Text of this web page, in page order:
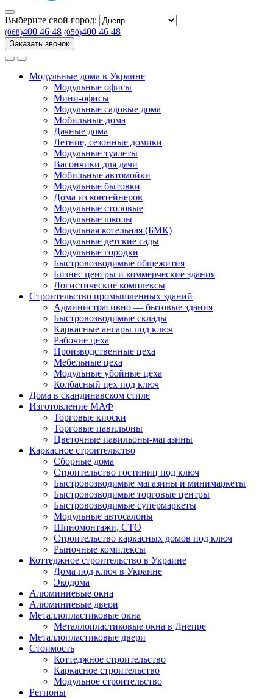
Выберите свой город:
(068)400 46 48 (050)400 46 48
Заказать звонок
Модульные дома в Украине
Модульные офисы
Мини-офисы
Модульные садовые дома
Мобильные дома
Дачные дома
Летние, сезонные домики
Модульные туалеты
Вагончики для дачи
Мобильные автомойки
Модульные бытовки
Дома из контейнеров
Модульные столовые
Модульные школы
Модульная котельная (БМК)
Модульные детские сады
Модульные городки
Быстровозводимые общежития
Бизнес центры и коммерческие здания
Логистические комплексы
Строительство промышленных зданий
Административно — бытовые здания
Быстровозводимые склады
Каркасные ангары под ключ
Рабочие цеха
Производственные цеха
Мебельные цеха
Модульные убойные цеха
Колбасный цех под ключ
Дома в скандинавском стиле
Изготовление МАФ
Торговые киоски
Торговые павильоны
Цветочные павильоны-магазины
Каркасное строительство
Сборные дома
Строительство гостиниц под ключ
Быстровозводимые магазины и минимаркеты
Быстровозводимые торговые центры
Быстровозводимые супермаркеты
Модульные автосалоны
Шиномонтажи, СТО
Строительство каркасных домов под ключ
Рыночные комплексы
Коттеджное строительство в Украине
Дома под ключ в Украине
Экодома
Алюминиевые окна
Алюминиевые двери
Металлопластиковые окна
Металлопластиковые окна в Днепре
Металлопластиковые двери
Стоимость
Коттеджное строительство
Каркасное строительство
Модульное строительство
Регионы